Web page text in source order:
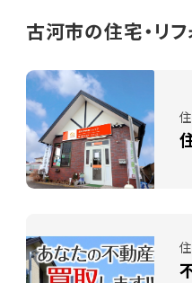
古河市の住宅・リ